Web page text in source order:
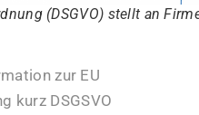
(DSGVO) stellt an
zur EU
kurz DSGSVO